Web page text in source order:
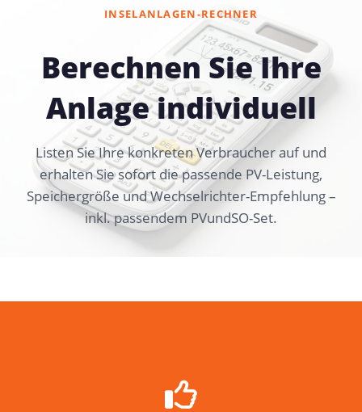
INSELANLAGEN-RECHNER
Berechnen Sie Ihre
Anlage individuell
Listen Sie Ihre konkreten Verbraucher auf und
erhalten Sie sofort die passende PV-Leistung,
Speichergröße und Wechselrichter-Empfehlung –
inkl. passendem PVundSO-Set.